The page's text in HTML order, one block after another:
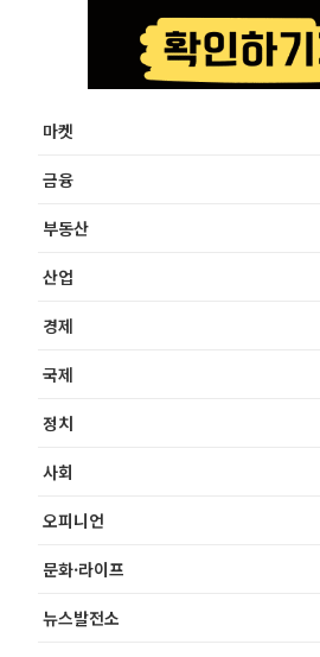
마켓
금융
부동산
산업
경제
국제
정치
사회
오피니언
문화·라이프
뉴스발전소